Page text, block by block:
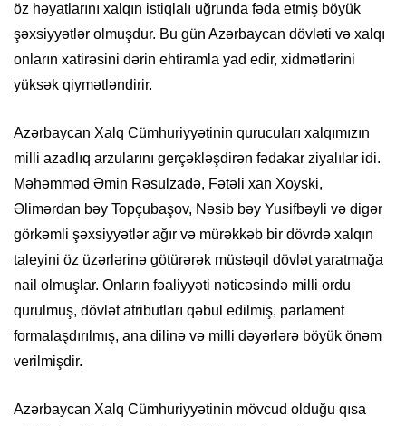
öz həyatlarını xalqın istiqlalı uğrunda fəda etmiş böyük
şəxsiyyətlər olmuşdur. Bu gün Azərbaycan dövləti və xalqı
onların xatirəsini dərin ehtiramla yad edir, xidmətlərini
yüksək qiymətləndirir.
Azərbaycan Xalq Cümhuriyyətinin qurucuları xalqımızın
milli azadlıq arzularını gerçəkləşdirən fədakar ziyalılar idi.
Məhəmməd Əmin Rəsulzadə, Fətəli xan Xoyski,
Əlimərdan bəy Topçubaşov, Nəsib bəy Yusifbəyli və digər
görkəmli şəxsiyyətlər ağır və mürəkkəb bir dövrdə xalqın
taleyini öz üzərlərinə götürərək müstəqil dövlət yaratmağa
nail olmuşlar. Onların fəaliyyəti nəticəsində milli ordu
qurulmuş, dövlət atributları qəbul edilmiş, parlament
formalaşdırılmış, ana dilinə və milli dəyərlərə böyük önəm
verilmişdir.
Azərbaycan Xalq Cümhuriyyətinin mövcud olduğu qısa